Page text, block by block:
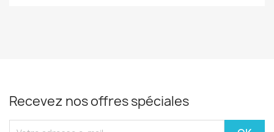
Recevez nos offres spéciales